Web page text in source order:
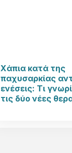
Χάπια κατά της
παχυσαρκίας
ενέσεις: Τι
τις δύο νέες